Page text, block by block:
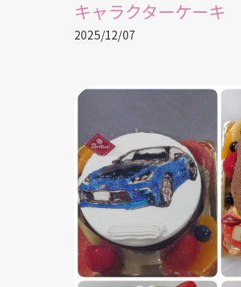
キャラクターケーキ
2025/12/07